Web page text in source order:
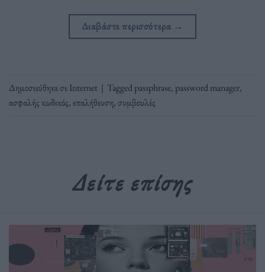
Διαβάστε περισσότερα →
Δημοσιεύθηκε σεInternet | Taggedpassphrase, password manager,
ασφαλής κωδικός, επαλήθευση,συμβουλές
Δείτε επίσης